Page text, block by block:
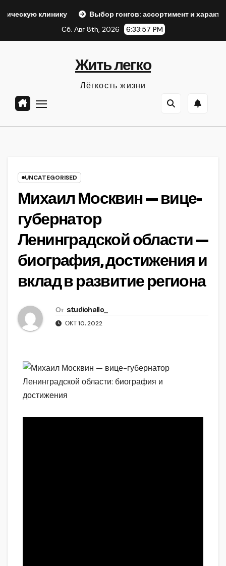
Выбор гонгов: ассортимент и характеристики
Сб. Авг 8th, 2026
6:33:58 PM
Жить легко
Лёгкость жизни
UNCATEGORISED
Михаил Москвин — вице-
губернатор
Ленинградской области —
биография, достижения и
вклад в развитие региона
От studiohallo_
ОКТ 10, 2022